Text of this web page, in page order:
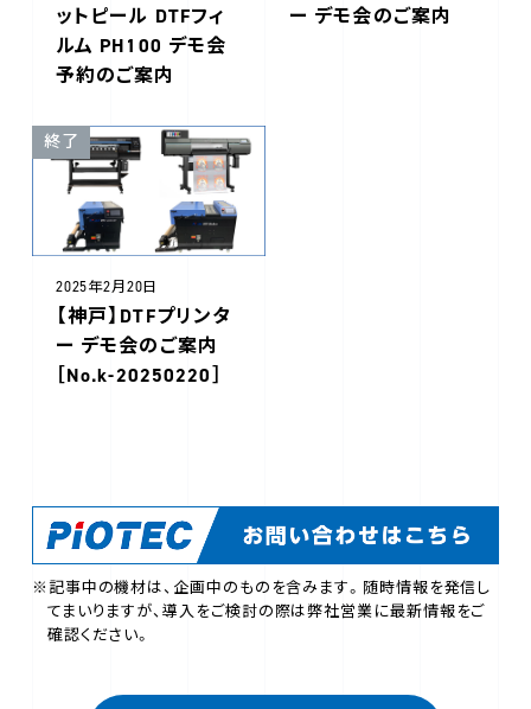
ットピール DTFフィ
ルム PH100 デモ会
予約のご案内
ー デモ会のご案内
終了
2025年2月20日
【神戸】DTFプリンタ
ー デモ会のご案内
［No.k-20250220］
※記事中の機材は、企画中のものを含みます。随時情報を発信し
てまいりますが、導入をご検討の際は弊社営業に最新情報をご
確認ください。